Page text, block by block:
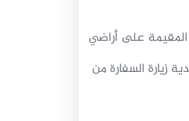
المقيمة على أراضي
زيارة السفارة من